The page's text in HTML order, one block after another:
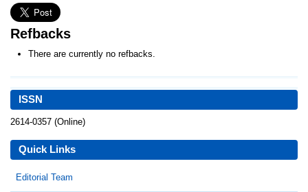
ISSN
2614-0357 (Online)
Quick Links
Editorial Team
Refbacks
There are currently no refbacks.